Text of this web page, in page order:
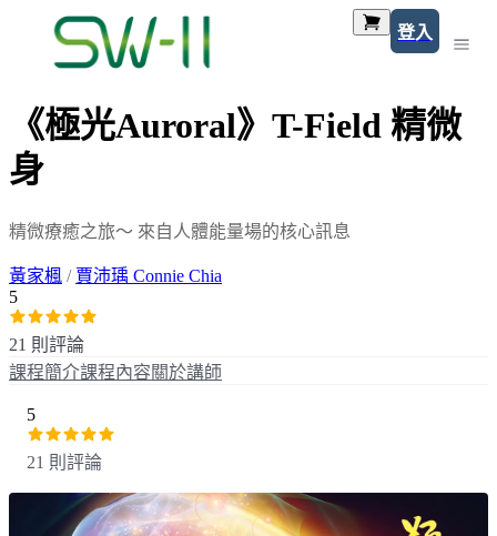
登入
《極光Auroral》T-Field 精微
身
精微療癒之旅～ 來自人體能量場的核心訊息
黃家楓 / 賈沛瑀 Connie Chia
5
21 則評論
課程簡介課程內容關於講師
5
21 則評論